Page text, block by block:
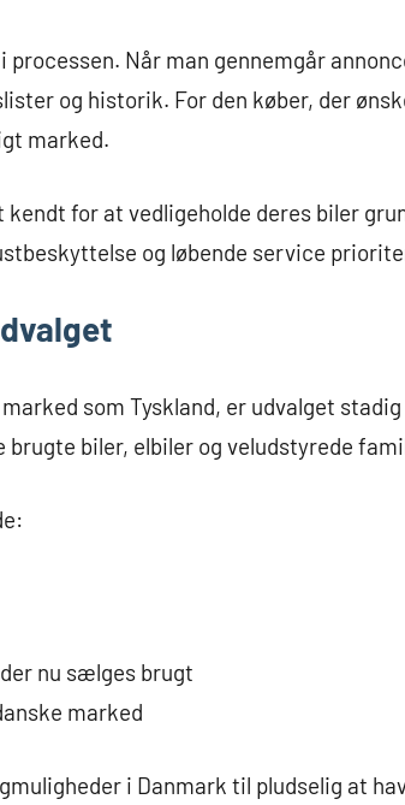
Når man gennemgår
og historik. For den køber, der
marked.
for at vedligeholde deres biler
og løbende service
som Tyskland, er udvalget
biler, elbiler og veludstyrede
nu sælges brugt
marked
i Danmark til pludselig at